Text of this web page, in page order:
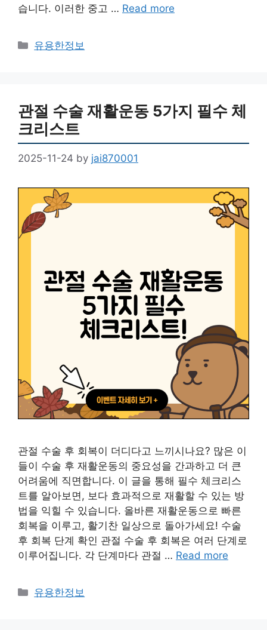
습니다. 이러한 중고 … Read more
Categories
유용한정보
관절 수술 재활운동 5가지 필수 체
크리스트
2025-11-24 by jai870001
관절 수술 후 회복이 더디다고 느끼시나요? 많은 이
들이 수술 후 재활운동의 중요성을 간과하고 더 큰
어려움에 직면합니다. 이 글을 통해 필수 체크리스
트를 알아보면, 보다 효과적으로 재활할 수 있는 방
법을 익힐 수 있습니다. 올바른 재활운동으로 빠른
회복을 이루고, 활기찬 일상으로 돌아가세요! 수술
후 회복 단계 확인 관절 수술 후 회복은 여러 단계로
이루어집니다. 각 단계마다 관절 … Read more
Categories
유용한정보